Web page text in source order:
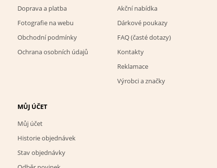
Doprava a platba
Fotografie na webu
Obchodní podmínky
Ochrana osobních údajů
Akční nabídka
Dárkové poukazy
FAQ (časté dotazy)
Kontakty
Reklamace
Výrobci a značky
MŮJ ÚČET
Můj účet
Historie objednávek
Stav objednávky